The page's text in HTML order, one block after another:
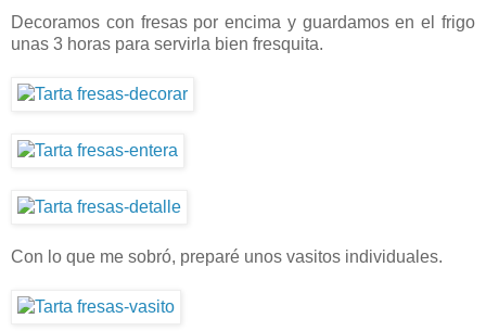
Decoramos con fresas por encima y guardamos en el frigo
unas 3 horas para servirla bien fresquita.
Con lo que me sobró, preparé unos vasitos individuales.